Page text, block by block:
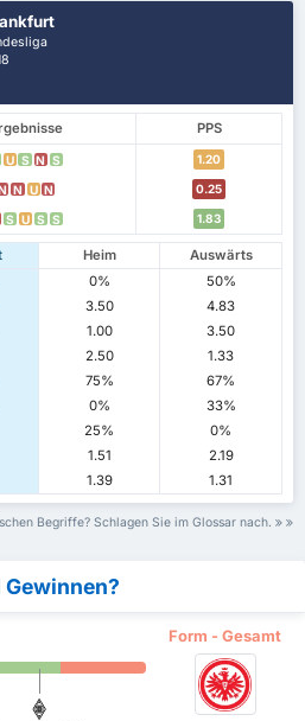
PPS
U S N S 1.20
N U N 0.25
S U S S 1.83
Heim
Auswärts
0%
50%
3.50
4.83
1.00
3.50
2.50
1.33
75%
67%
0%
33%
25%
0%
1.51
2.19
1.39 1.31
Begriffe? Schlagen Sie im Glossar nach.
Form - Gesamt